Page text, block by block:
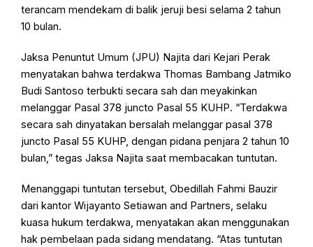
terancam mendekam di balik jeruji besi selama 2 tahun
10 bulan.
Jaksa Penuntut Umum (JPU) Najita dari Kejari Perak
menyatakan bahwa terdakwa Thomas Bambang Jatmiko
Budi Santoso terbukti secara sah dan meyakinkan
melanggar Pasal 378 juncto Pasal 55 KUHP. “Terdakwa
secara sah dinyatakan bersalah melanggar pasal 378
juncto Pasal 55 KUHP, dengan pidana penjara 2 tahun 10
bulan,” tegas Jaksa Najita saat membacakan tuntutan.
Menanggapi tuntutan tersebut, Obedillah Fahmi Bauzir
dari kantor Wijayanto Setiawan and Partners, selaku
kuasa hukum terdakwa, menyatakan akan menggunakan
hak pembelaan pada sidang mendatang. “Atas tuntutan